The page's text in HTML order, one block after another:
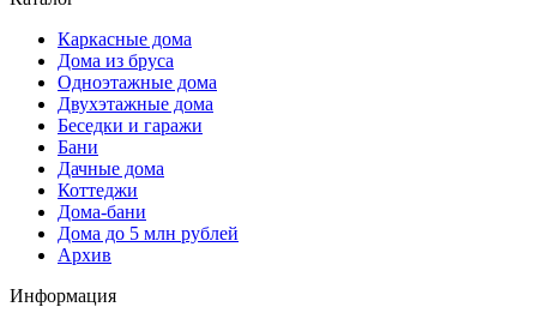
Каркасные дома
Дома из бруса
Одноэтажные дома
Двухэтажные дома
Беседки и гаражи
Бани
Дачные дома
Коттеджи
Дома-бани
Дома до 5 млн рублей
Архив
Информация